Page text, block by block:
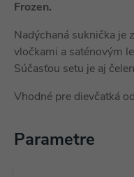
Frozen.
Nadýchaná suknička je
vločkami a saténovým
Súčasťou setu je aj
Vhodné pre dievčatká
Parametre